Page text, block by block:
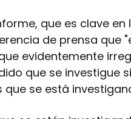
que es clave
de prensa que
evidentemente
que se investigue
que se está